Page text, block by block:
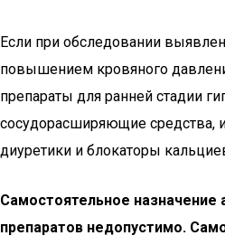
Если при обследовании
повышением кровяного
препараты для ранней стадии
сосудорасширяющие средства,
диуретики и блокаторы
Самостоятельное назначение
препаратов недопустимо.